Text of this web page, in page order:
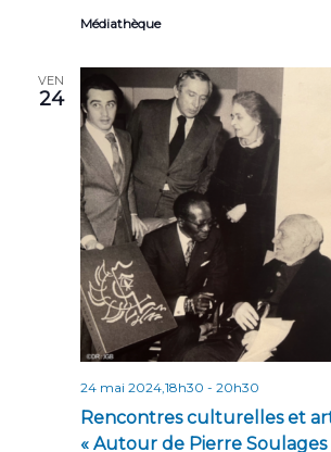
Médiathèque
VEN
24
Rencontres culturelles et
« Autour de Pierre
24 mai 2024,18h30 - 20h30